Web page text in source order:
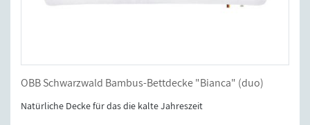
OBB Schwarzwald Bambus-Bettdecke "Bianca" (duo)
Natürliche Decke für das die kalte Jahreszeit